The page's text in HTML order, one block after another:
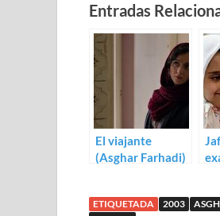
Entradas
El viajante
(Asghar Farhadi)
ETIQUETADA 2003